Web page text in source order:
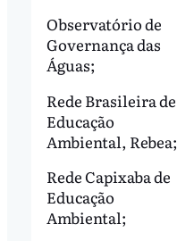
Observatório de
Governança das
Águas;
Rede Brasileira de
Educação
Ambiental, Rebea;
Rede Capixaba de
Educação
Ambiental;